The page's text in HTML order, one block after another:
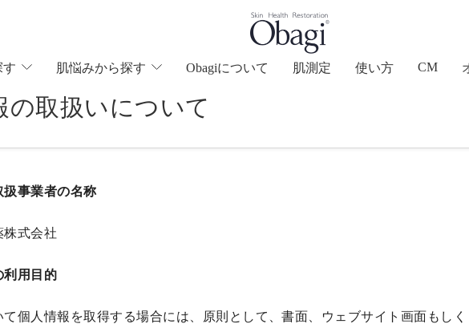
す 肌悩みから探す Obagiについて 肌測定 使い方 CM
の取扱いについて
扱事業者の名称
株式会社
利用目的
て個人情報を取得する場合には、原則として、書面、ウェブサイト画面もしく